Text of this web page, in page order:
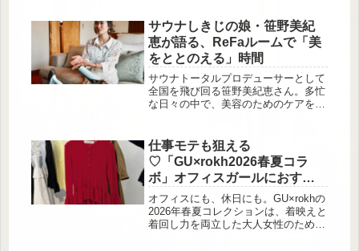
®プロデュースのセルフケアア […]
サウナしきじの娘・笹野美紀
恵が語る、ReFaルームで「美
をととのえる」時間
サウナトータルプロデューサーとして
全国を飛び回る笹野美紀恵さん。多忙
な日々の中で、美容のためのケアをす
て「ReFaルーム」は、旅先でも変わ
らず髪や肌を整えることができる心強
い存在です。ReFaルームとは、美容
ブランド「ReFa」の製品を自由に体
験できる特別なプランです。シャワー
ヘッドやドライヤー、ヘアアイロンな
どが備え付けられ、ホテルにいながら
サロン帰りのような美容ケア時間を過
仕事モテも狙える
♡「GU×rokh2026春夏コラ
ボ」オフィスガールにおすす
めの服
オフィスにも、休日にも。GU×rokhの
2026年春夏コレクションは、着映えと
着回し力を両立した大人女性のための